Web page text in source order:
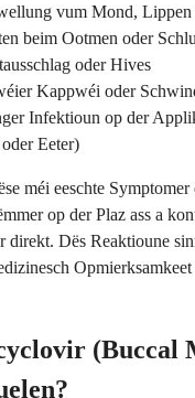
vum Mond, Lippen
beim Ootmen oder
oder Hives
Kappwéi oder
Infektioun op der
Eeter)
méi eeschte
op der Plaz ass a
direkt. Dës Reaktioune
(Buccal